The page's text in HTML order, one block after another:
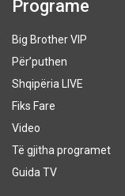
Programe
Big Brother VIP
Për’puthen
Shqipëria LIVE
Fiks Fare
Video
Të gjitha programet
Guida TV